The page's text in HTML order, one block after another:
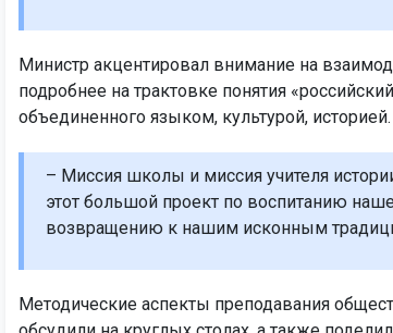
Министр акцентировал внимание на
подробнее на трактовке понятия
объединенного языком, культурой, историей.
– Миссия школы и миссия учителя
этот большой проект по воспитанию
возвращению к нашим исконным
Методические аспекты преподавания